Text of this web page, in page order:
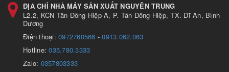
ĐỊA CHỈ NHÀ MÁY SẢN XUẤT NGUYÊN TRUNG
L2.2, KCN Tân Đông Hiệp A, P. Tân Đông Hiệp, TX. Dĩ An, Bình
Dương
Điện thoại:0972760566 -0913.062.063
Hotline:035.780.3333
Zalo: 0357803333